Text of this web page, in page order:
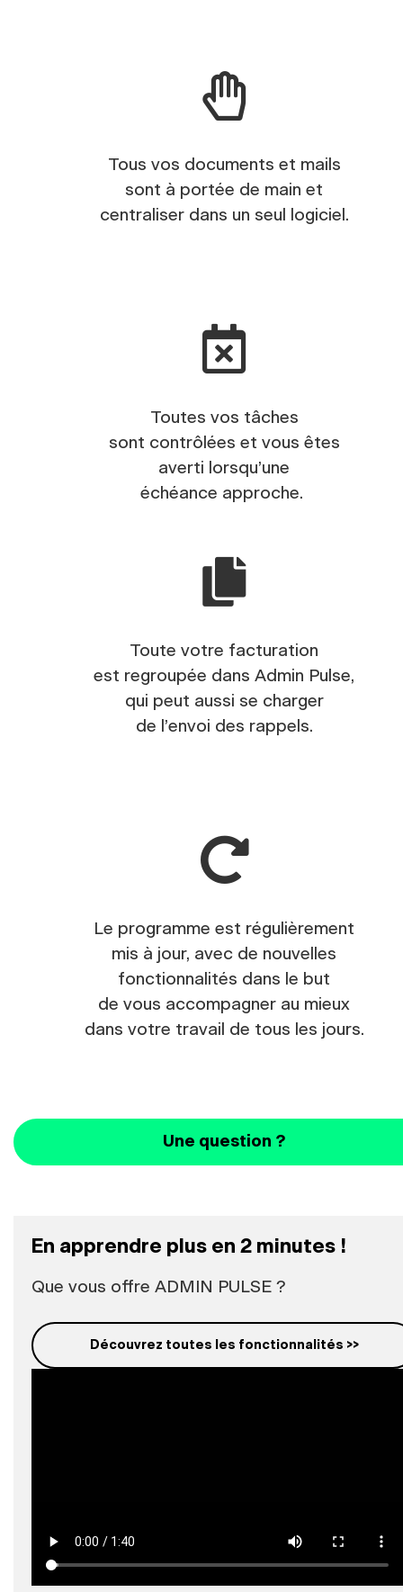
Tous vos documents et mails
sont à portée de main et
centraliser dans un seul logiciel.
Toutes vos tâches
sont contrôlées et vous êtes
averti lorsqu’une
échéance approche.
Toute votre facturation
est regroupée dans Admin Pulse,
qui peut aussi se charger
de l’envoi des rappels.
Le programme est régulièrement
mis à jour, avec de nouvelles
fonctionnalités dans le but
de vous accompagner au mieux
dans votre travail de tous les jours.
Une question ?
En apprendre plus en 2 minutes !
Que vous offre ADMIN PULSE ?
Découvrez toutes les fonctionnalités >>